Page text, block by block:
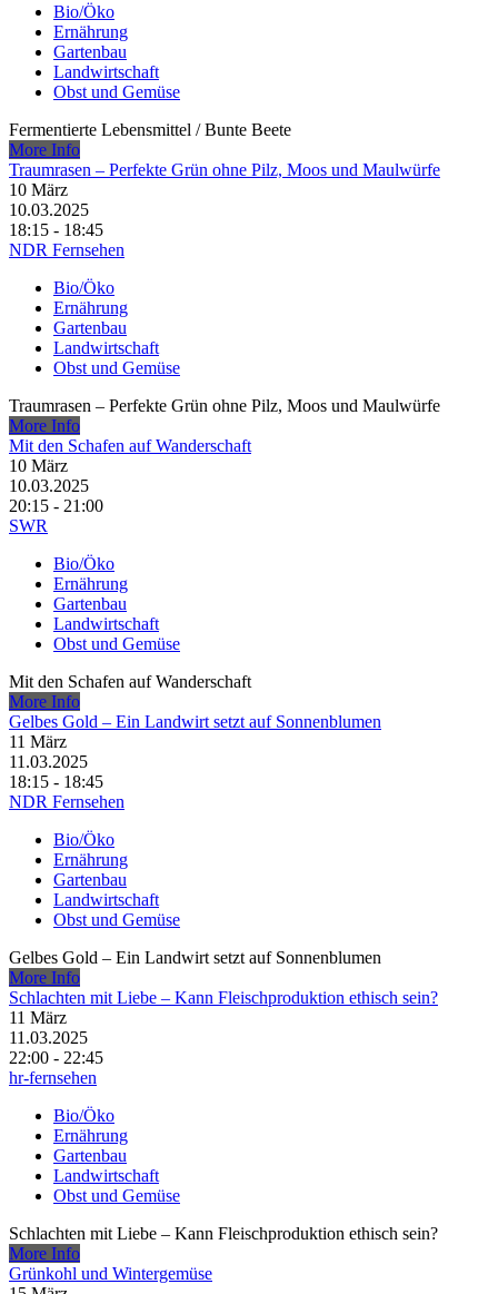
Bio/Öko
Ernährung
Gartenbau
Landwirtschaft
Obst und Gemüse
Fermentierte Lebensmittel /​ Bunte Beete
More Info
Traumrasen – Perfekte Grün ohne Pilz, Moos und Maulwürfe
10 März
10.03.2025
18:15 - 18:45
NDR Fernsehen
Bio/Öko
Ernährung
Gartenbau
Landwirtschaft
Obst und Gemüse
Traumrasen – Perfekte Grün ohne Pilz, Moos und Maulwürfe
More Info
Mit den Schafen auf Wanderschaft
10 März
10.03.2025
20:15 - 21:00
SWR
Bio/Öko
Ernährung
Gartenbau
Landwirtschaft
Obst und Gemüse
Mit den Schafen auf Wanderschaft
More Info
Gelbes Gold – Ein Landwirt setzt auf Sonnenblumen
11 März
11.03.2025
18:15 - 18:45
NDR Fernsehen
Bio/Öko
Ernährung
Gartenbau
Landwirtschaft
Obst und Gemüse
Gelbes Gold – Ein Landwirt setzt auf Sonnenblumen
More Info
Schlachten mit Liebe – Kann Fleischproduktion ethisch sein?
11 März
11.03.2025
22:00 - 22:45
hr-fernsehen
Bio/Öko
Ernährung
Gartenbau
Landwirtschaft
Obst und Gemüse
Schlachten mit Liebe – Kann Fleischproduktion ethisch sein?
More Info
Grünkohl und Wintergemüse